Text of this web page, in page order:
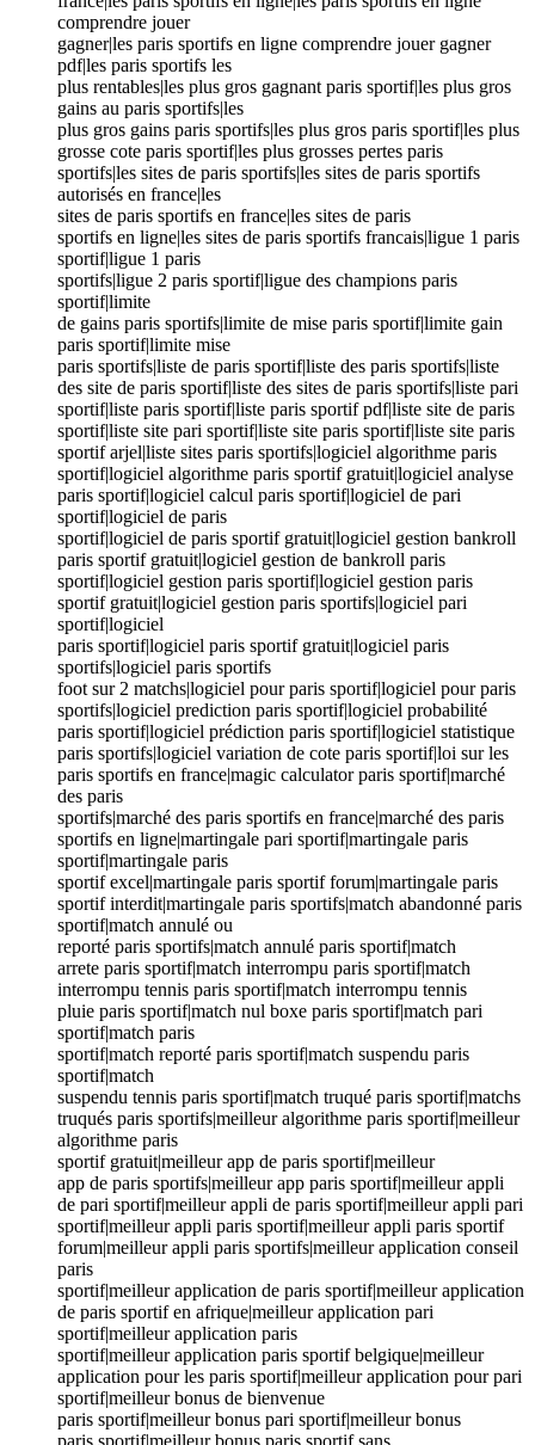
comprendre jouer
gagner|les paris sportifs en ligne comprendre jouer gagner
pdf|les paris sportifs les
plus rentables|les plus gros gagnant paris sportif|les plus gros
gains au paris sportifs|les
plus gros gains paris sportifs|les plus gros paris sportif|les plus
grosse cote paris sportif|les plus grosses pertes paris
sportifs|les sites de paris sportifs|les sites de paris sportifs
autorisés en france|les
sites de paris sportifs en france|les sites de paris
sportifs en ligne|les sites de paris sportifs francais|ligue 1 paris
sportif|ligue 1 paris
sportifs|ligue 2 paris sportif|ligue des champions paris
sportif|limite
de gains paris sportifs|limite de mise paris sportif|limite gain
paris sportif|limite mise
paris sportifs|liste de paris sportif|liste des paris sportifs|liste
des site de paris sportif|liste des sites de paris sportifs|liste pari
sportif|liste paris sportif|liste paris sportif pdf|liste site de paris
sportif|liste site pari sportif|liste site paris sportif|liste site paris
sportif arjel|liste sites paris sportifs|logiciel algorithme paris
sportif|logiciel algorithme paris sportif gratuit|logiciel analyse
paris sportif|logiciel calcul paris sportif|logiciel de pari
sportif|logiciel de paris
sportif|logiciel de paris sportif gratuit|logiciel gestion bankroll
paris sportif gratuit|logiciel gestion de bankroll paris
sportif|logiciel gestion paris sportif|logiciel gestion paris
sportif gratuit|logiciel gestion paris sportifs|logiciel pari
sportif|logiciel
paris sportif|logiciel paris sportif gratuit|logiciel paris
sportifs|logiciel paris sportifs
foot sur 2 matchs|logiciel pour paris sportif|logiciel pour paris
sportifs|logiciel prediction paris sportif|logiciel probabilité
paris sportif|logiciel prédiction paris sportif|logiciel statistique
paris sportifs|logiciel variation de cote paris sportif|loi sur les
paris sportifs en france|magic calculator paris sportif|marché
des paris
sportifs|marché des paris sportifs en france|marché des paris
sportifs en ligne|martingale pari sportif|martingale paris
sportif|martingale paris
sportif excel|martingale paris sportif forum|martingale paris
sportif interdit|martingale paris sportifs|match abandonné paris
sportif|match annulé ou
reporté paris sportifs|match annulé paris sportif|match
arrete paris sportif|match interrompu paris sportif|match
interrompu tennis paris sportif|match interrompu tennis
pluie paris sportif|match nul boxe paris sportif|match pari
sportif|match paris
sportif|match reporté paris sportif|match suspendu paris
sportif|match
suspendu tennis paris sportif|match truqué paris sportif|matchs
truqués paris sportifs|meilleur algorithme paris sportif|meilleur
algorithme paris
sportif gratuit|meilleur app de paris sportif|meilleur
app de paris sportifs|meilleur app paris sportif|meilleur appli
de pari sportif|meilleur appli de paris sportif|meilleur appli pari
sportif|meilleur appli paris sportif|meilleur appli paris sportif
forum|meilleur appli paris sportifs|meilleur application conseil
paris
sportif|meilleur application de paris sportif|meilleur application
de paris sportif en afrique|meilleur application pari
sportif|meilleur application paris
sportif|meilleur application paris sportif belgique|meilleur
application pour les paris sportif|meilleur application pour pari
sportif|meilleur bonus de bienvenue
paris sportif|meilleur bonus pari sportif|meilleur bonus